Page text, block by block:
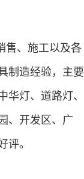
售、施工以及各
制造经验，主要
灯、道路灯、
、开发区、广
。